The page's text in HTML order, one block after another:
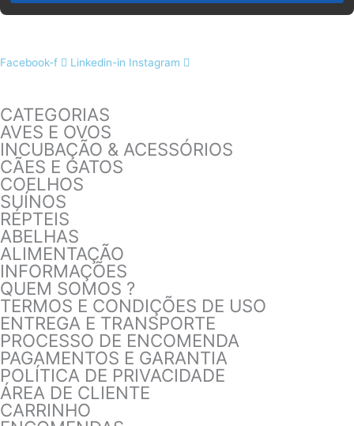
Facebook-f Linkedin-in Instagram
CATEGORIAS
AVES E OVOS
INCUBAÇÃO & ACESSÓRIOS
CÃES E GATOS
COELHOS
SUÍNOS
RÉPTEIS
ABELHAS
ALIMENTAÇÃO
INFORMAÇÕES
QUEM SOMOS ?
TERMOS E CONDIÇÕES DE USO
ENTREGA E TRANSPORTE
PROCESSO DE ENCOMENDA
PAGAMENTOS E GARANTIA
POLÍTICA DE PRIVACIDADE
ÁREA DE CLIENTE
CARRINHO